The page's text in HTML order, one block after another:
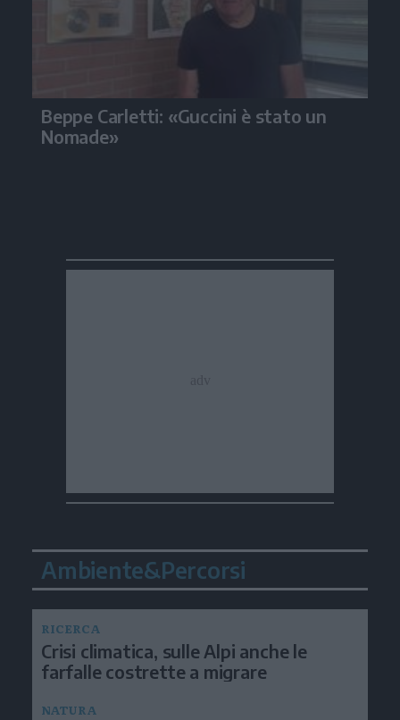
Beppe Carletti: «Guccini è stato un
Nomade»
Ambiente&Percorsi
RICERCA
Crisi climatica, sulle Alpi anche le
farfalle costrette a migrare
NATURA